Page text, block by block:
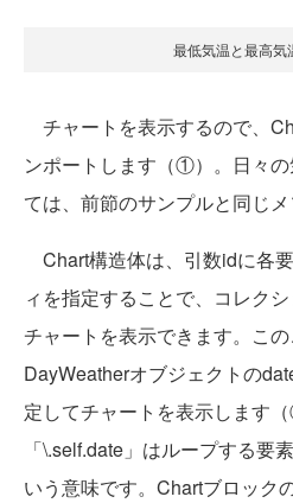
最低気温と最高気
チャートを表示するので、
ンポートします（①）。日々
ては、前節のサンプルと同じメ
Chart構造体は、引数idに各
ィを指定することで、コレク
チャートを表示できます。この
DayWeatherオブジェクトの
定してチャートを表示します
「\.self.date」はループする要
いう意味です。Chartブロック